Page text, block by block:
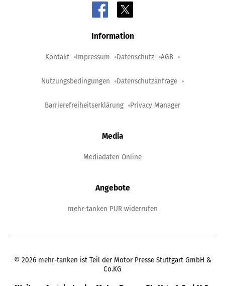
Information
Kontakt Impressum Datenschutz AGB
Nutzungsbedingungen Datenschutzanfrage
Barrierefreiheitserklärung Privacy Manager
Media
Mediadaten Online
Angebote
mehr-tanken PUR widerrufen
© 2026 mehr-tanken ist Teil der Motor Presse Stuttgart GmbH &
Co.KG